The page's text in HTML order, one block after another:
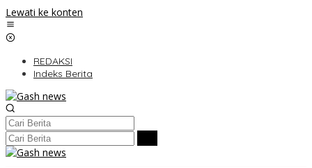
Lewati ke konten
REDAKSI
Indeks Berita